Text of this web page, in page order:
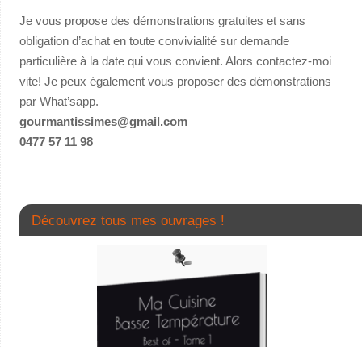
Je vous propose des démonstrations gratuites et sans
obligation d’achat en toute convivialité sur demande
particulière à la date qui vous convient. Alors contactez-moi
vite! Je peux également vous proposer des démonstrations
par What’sapp.
gourmantissimes@gmail.com
0477 57 11 98
Découvrez tous mes ouvrages !